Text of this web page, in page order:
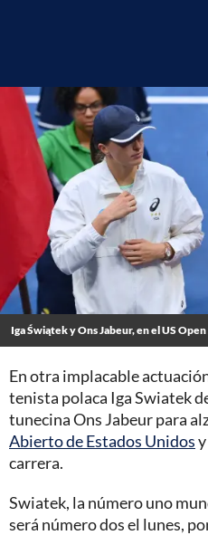
Iga Świątek y Ons Jabeur, en el US
En otra implacable
tenista polaca Iga Swiatek
tunecina Ons Jabeur para
Abierto de Estados Unidos
carrera.
Swiatek, la número uno
será número dos el lunes,